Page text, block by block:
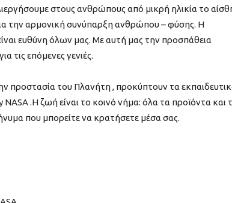
στους ανθρώπους από μικρή ηλικία το
την αρμονική συνύπαρξη ανθρώπου – φύσης. Η
ευθύνη όλων μας. Με αυτή μας την προσπάθεια
τις επόμενες γενιές.
προστασία του Πλανήτη , προκύπτουν τα
.Η ζωή είναι το κοινό νήμα: όλα τα προϊόντα και
που μπορείτε να κρατήσετε μέσα σας.